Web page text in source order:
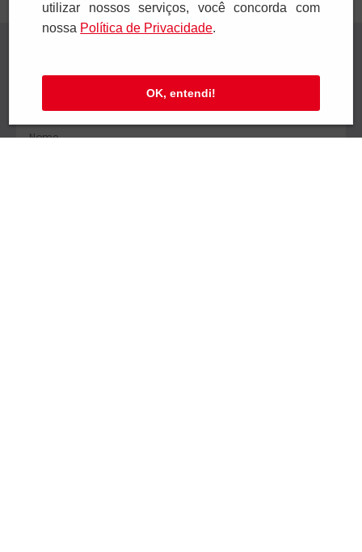
Preencha seus dados e receba novidades em
seu e-mail.
utilizar nossos serviços, você concorda com
nossa Polí­tica de Privacidade.
OK, entendi!